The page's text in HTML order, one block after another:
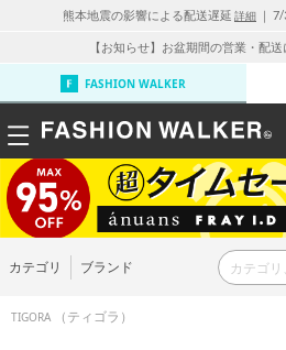
熊本地震の影響による配送遅延 詳細 ｜
【お知らせ】お盆期間の営業・配
FASHION WALKER
カテゴリ ブランド
TIGORA （ティゴラ）